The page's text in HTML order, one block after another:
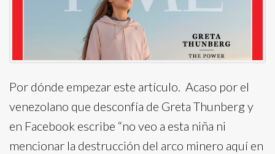
Por dónde empezar este artículo. Acaso por el
venezolano que desconfía de Greta Thunberg y
en Facebook escribe “no veo a esta niña ni
mencionar la destrucción del arco minero aquí en